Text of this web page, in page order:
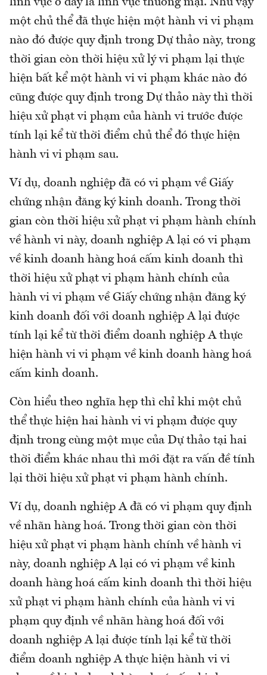
lĩnh vực ở đây là lĩnh vực thương mại. Như vậy
một chủ thể đã thực hiện một hành vi vi phạm
nào đó được quy định trong Dự thảo này, trong
thời gian còn thời hiệu xử lý vi phạm lại thực
hiện bất kể một hành vi vi phạm khác nào đó
cũng được quy định trong Dự thảo này thì thời
hiệu xử phạt vi phạm của hành vi trước được
tính lại kể từ thời điểm chủ thể đó thực hiện
hành vi vi phạm sau.
Ví dụ, doanh nghiệp đã có vi phạm về Giấy
chứng nhận đăng ký kinh doanh. Trong thời
gian còn thời hiệu xử phạt vi phạm hành chính
về hành vi này, doanh nghiệp A lại có vi phạm
về kinh doanh hàng hoá cấm kinh doanh thì
thời hiệu xử phạt vi phạm hành chính của
hành vi vi phạm về Giấy chứng nhận đăng ký
kinh doanh đối với doanh nghiệp A lại được
tính lại kể từ thời điểm doanh nghiệp A thực
hiện hành vi vi phạm về kinh doanh hàng hoá
cấm kinh doanh.
Còn hiểu theo nghĩa hẹp thì chỉ khi một chủ
thể thực hiện hai hành vi vi phạm được quy
định trong cùng một mục của Dự thảo tại hai
thời điểm khác nhau thì mới đặt ra vấn đề tính
lại thời hiệu xử phạt vi phạm hành chính.
Ví dụ, doanh nghiệp A đã có vi phạm quy định
về nhãn hàng hoá. Trong thời gian còn thời
hiệu xử phạt vi phạm hành chính về hành vi
này, doanh nghiệp A lại có vi phạm về kinh
doanh hàng hoá cấm kinh doanh thì thời hiệu
xử phạt vi phạm hành chính của hành vi vi
phạm quy định về nhãn hàng hoá đối với
doanh nghiệp A lại được tính lại kể từ thời
điểm doanh nghiệp A thực hiện hành vi vi